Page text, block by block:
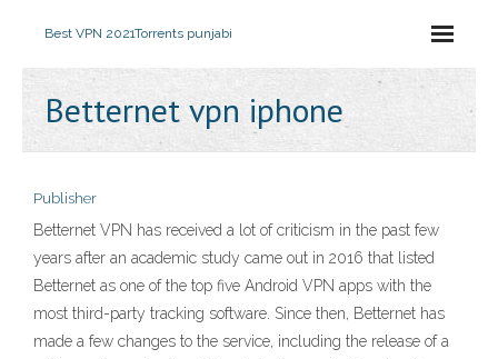
Best VPN 2021Torrents punjabi
Betternet vpn iphone
Publisher
Betternet VPN has received a lot of criticism in the past few
years after an academic study came out in 2016 that listed
Betternet as one of the top five Android VPN apps with the
most third-party tracking software. Since then, Betternet has
made a few changes to the service, including the release of a